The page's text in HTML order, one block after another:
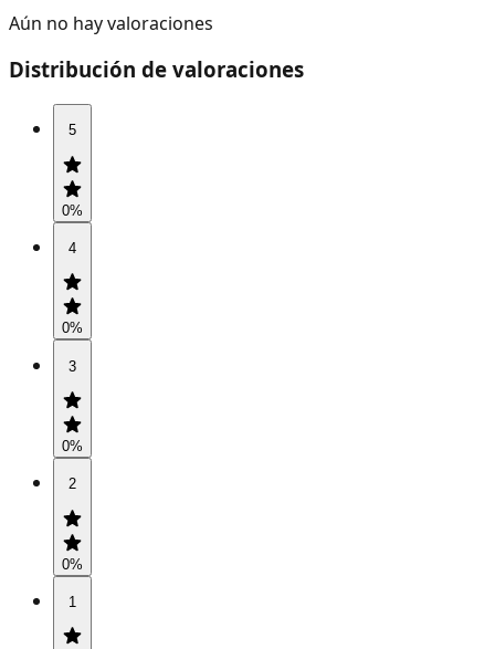
Aún no hay valoraciones
Distribución de valoraciones
5
0%
4
0%
3
0%
2
0%
1